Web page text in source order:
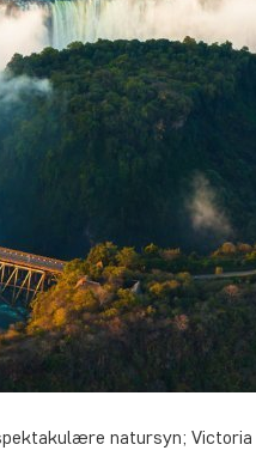
natursyn; Victoria